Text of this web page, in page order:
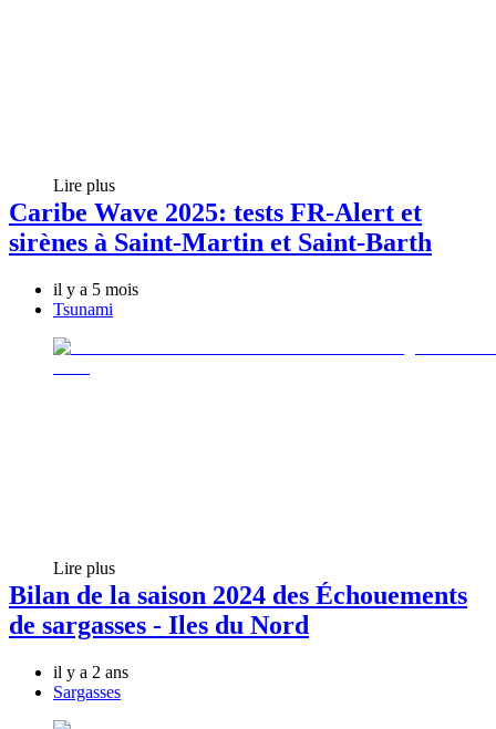
Lire plus
Caribe Wave 2025: tests FR-Alert et
sirènes à Saint-Martin et Saint-Barth
il y a 5 mois
Tsunami
Lire plus
Bilan de la saison 2024 des Échouements
de sargasses - Iles du Nord
il y a 2 ans
Sargasses